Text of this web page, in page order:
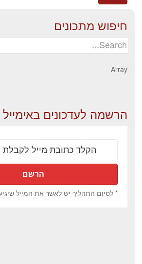
חיפוש מתכונים
Search
Array
הרשמה לעדכונים באימייל
* לסיום התהליך יש לאשר את המייל